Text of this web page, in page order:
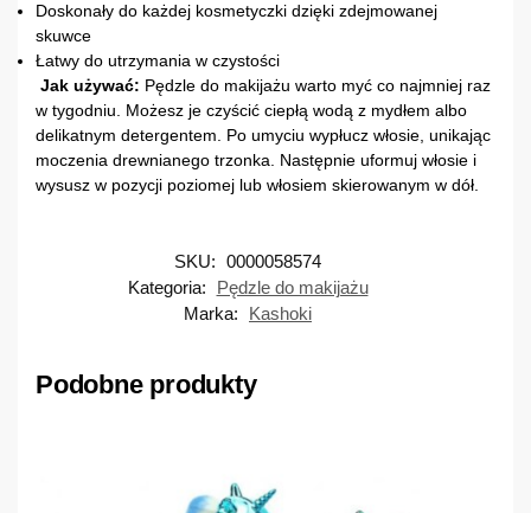
Doskonały do każdej kosmetyczki dzięki zdejmowanej
skuwce
Łatwy do utrzymania w czystości
Jak używać: Pędzle do makijażu warto myć co najmniej raz
w tygodniu. Możesz je czyścić ciepłą wodą z mydłem albo
delikatnym detergentem. Po umyciu wypłucz włosie, unikając
moczenia drewnianego trzonka. Następnie uformuj włosie i
wysusz w pozycji poziomej lub włosiem skierowanym w dół.
SKU: 0000058574
Kategoria:
Pędzle do makijażu
Marka:
Kashoki
Podobne produkty